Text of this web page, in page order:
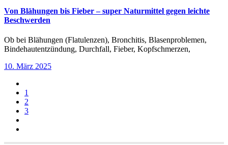
Von Blähungen bis Fieber – super Naturmittel gegen leichte
Beschwerden
Ob bei Blähungen (Flatulenzen), Bronchitis, Blasenproblemen,
Bindehautentzündung, Durchfall, Fieber, Kopfschmerzen,
10. März 2025
1
2
3